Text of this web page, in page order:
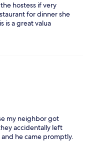
hostess if very
for dinner she
is a great valua
my neighbor got
accidentally left
he came promptly.